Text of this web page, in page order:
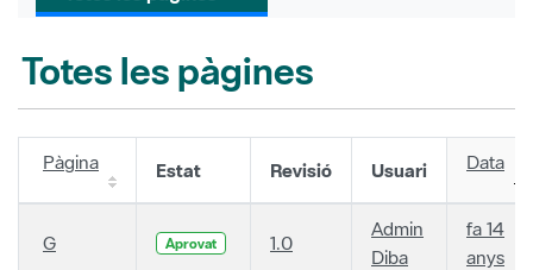
Totes les pàgines
Pàgina Estat Revisió Usuari Data
G Aprovat 1.0
Admin
Diba
fa 14
anys